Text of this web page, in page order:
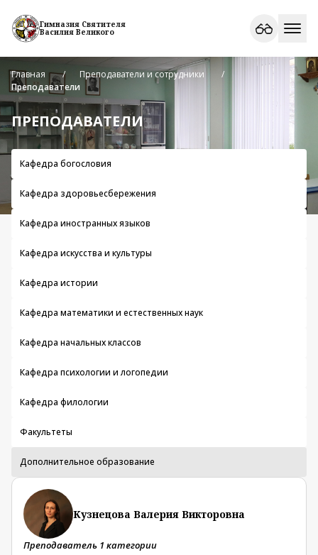
Гимназия Святителя
Василия Великого
Главная
Преподаватели и сотрудники
Преподаватели
ПРЕПОДАВАТЕЛИ
Кафедра богословия
Кафедра здоровьесбережения
Кафедра иностранных языков
Кафедра искусства и культуры
Кафедра истории
Кафедра математики и естественных наук
Кафедра начальных классов
Кафедра психологии и логопедии
Кафедра филологии
Факультеты
Дополнительное образование
Кузнецова Валерия Викторовна
Преподаватель 1 категории